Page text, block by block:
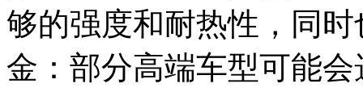
够的强度和耐热性，同
金：部分高端车型可能